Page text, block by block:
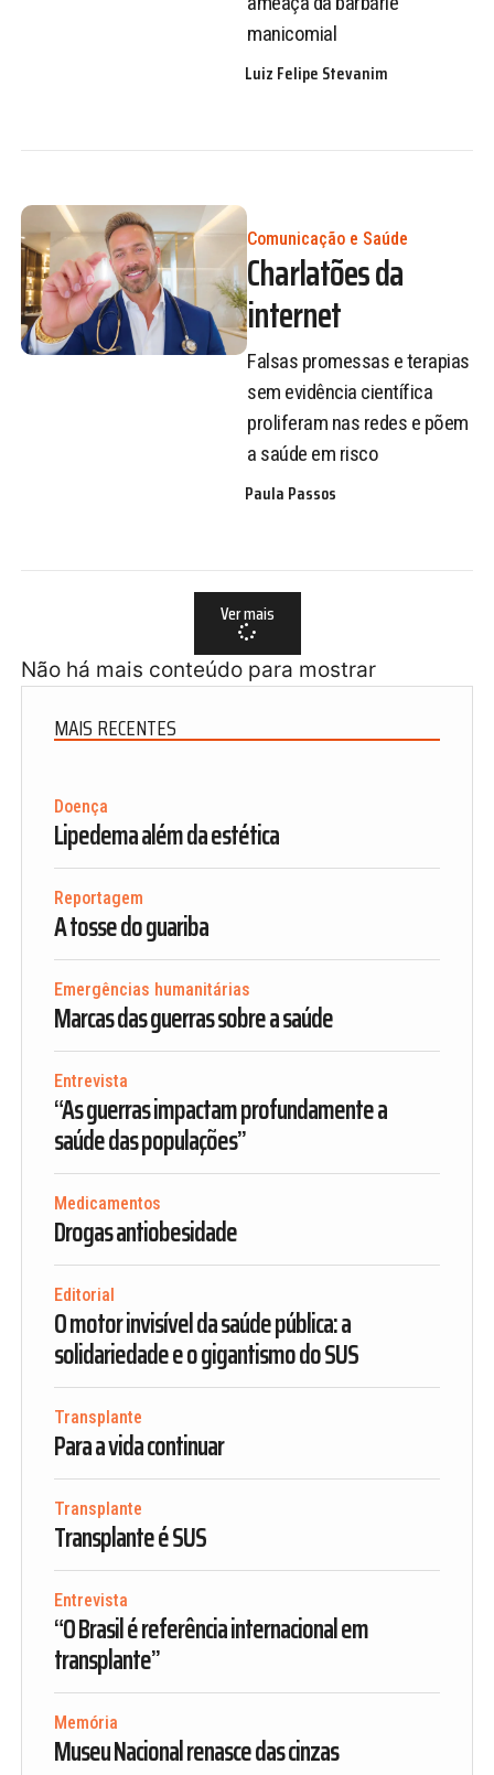
manicomial
Luiz Felipe Stevanim
Comunicação e Saúde
Charlatões da
internet
Falsas promessas e terapias
sem evidência científica
proliferam nas redes e põem
a saúde em risco
Paula Passos
Ver mais
Não há mais conteúdo para mostrar
MAIS RECENTES
Doença
Lipedema além da estética
Reportagem
A tosse do guariba
Emergências humanitárias
Marcas das guerras sobre a saúde
Entrevista
“As guerras impactam profundamente a
saúde das populações”
Medicamentos
Drogas antiobesidade
Editorial
O motor invisível da saúde pública: a
solidariedade e o gigantismo do SUS
Transplante
Para a vida continuar
Transplante
Transplante é SUS
Entrevista
“O Brasil é referência internacional em
transplante”
Memória
Museu Nacional renasce das cinzas